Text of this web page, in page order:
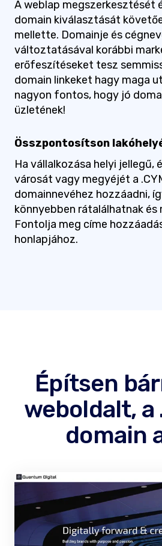
A weblap megszerkesztését
domain kiválasztását
mellette. Domainje és
változtatásával korábbi
erőfeszítéseket tesz
domain linkeket hagy maga
nagyon fontos, hogy jó
üzletének!
Összpontosítson
Ha vállalkozása helyi jellegű,
városát vagy megyéjét a
domainnevéhez hozzáadni,
könnyebben rátalálhatnak
Fontolja meg címe
honlapjához.
Építsen
weboldalt, a
domain